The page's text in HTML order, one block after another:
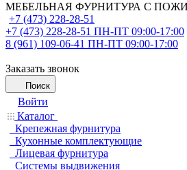
МЕБЕЛЬНАЯ ФУРНИТУРА С
+7 (473) 228-28-51
+7 (473) 228-28-51 ПН-ПТ 09:00-17:00
8 (961) 109-06-41 ПН-ПТ 09:00-17:00
Заказать звонок
Поиск
Войти
Каталог
Крепежная фурнитура
Кухонные комплектующие
Лицевая фурнитура
Системы выдвижения